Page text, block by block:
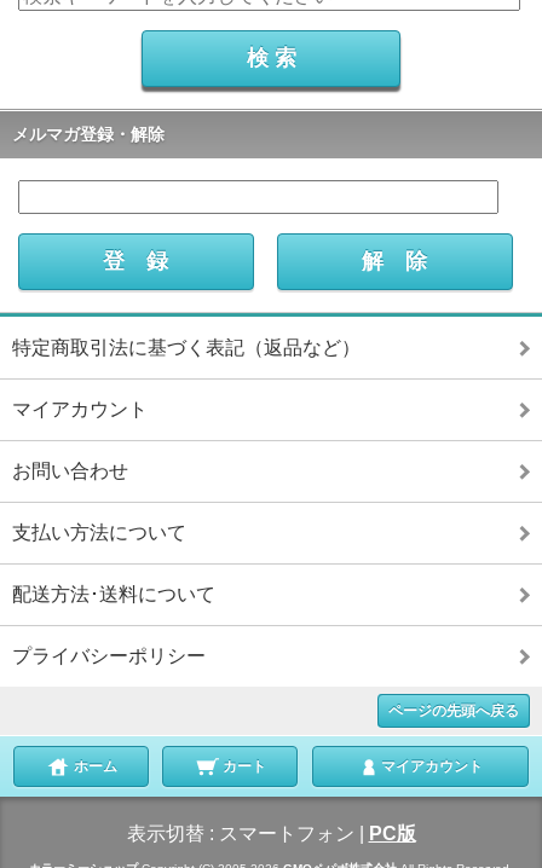
メルマガ登録・解除
特定商取引法に基づく表記（返品など）
マイアカウント
お問い合わせ
支払い方法について
配送方法･送料について
プライバシーポリシー
ページの先頭へ戻る
ホーム カート マイアカウント
表示切替 : スマートフォン PC版